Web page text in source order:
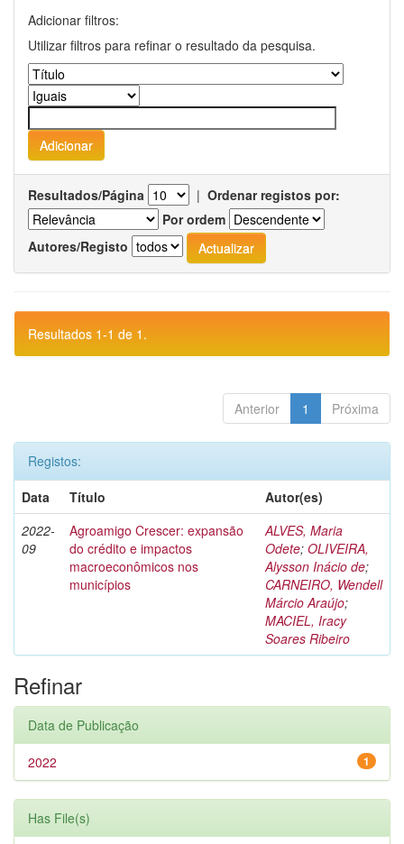
Adicionar filtros:
Utilizar filtros para refinar o resultado da pesquisa.
Resultados/Página | Ordenar registos por:
Por ordem
Autores/Registo
Resultados 1-1 de 1.
Anterior 1 Próxima
Registos:
Data
Título
Autor(es)
2022-
09
Agroamigo Crescer: expansão
do crédito e impactos
macroeconômicos nos
municípios
ALVES, Maria
Odete; OLIVEIRA,
Alysson Inácio de;
CARNEIRO, Wendell
Márcio Araújo;
MACIEL, Iracy
Soares Ribeiro
Refinar
Data de Publicação
1
2022
Has File(s)